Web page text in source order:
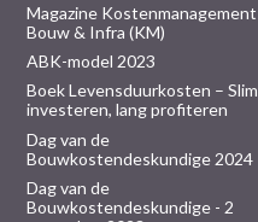
Magazine Kostenmanagement
Bouw & Infra (KM)
ABK-model 2023
Boek Levensduurkosten – Slim
investeren, lang profiteren
Dag van de
Bouwkostendeskundige 2024
Dag van de
Bouwkostendeskundige - 2